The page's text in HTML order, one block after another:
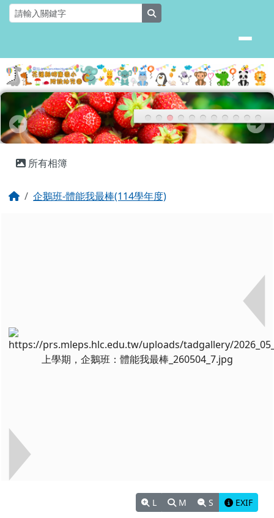
跳至主內容區
花蓮縣明廉國小附設幼兒園
所有相簿
回首頁企鵝班-體能我最棒(114學年度)
L M S EXIF